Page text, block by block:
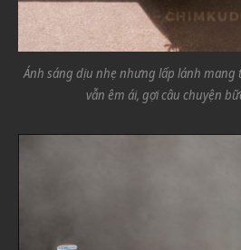
Ánh sáng dịu nhẹ nhưng lấp lánh mang
vẫn êm ái, gợi câu chuyện